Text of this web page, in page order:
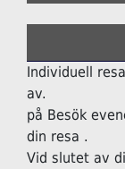
Individuell
av.
på Besök
din resa .
Vid slutet av